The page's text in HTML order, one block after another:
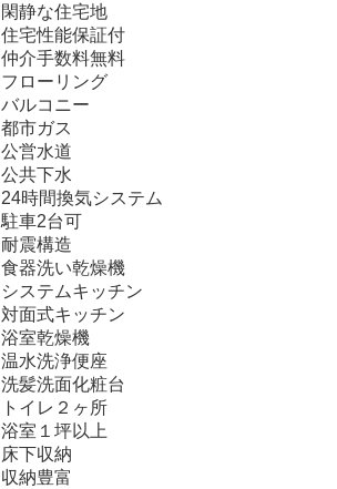
閑静な住宅地
住宅性能保証付
仲介手数料無料
フローリング
バルコニー
都市ガス
公営水道
公共下水
24時間換気システム
駐車2台可
耐震構造
食器洗い乾燥機
システムキッチン
対面式キッチン
浴室乾燥機
温水洗浄便座
洗髪洗面化粧台
トイレ２ヶ所
浴室１坪以上
床下収納
収納豊富